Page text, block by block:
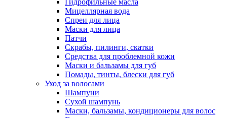
Мицеллярная вода
Спреи для лица
Маски для лица
Патчи
Скрабы, пилинги, скатки
Средства для проблемной кожи
Маски и бальзамы для губ
Помады, тинты, блески для губ
Уход за волосами
Шампуни
Сухой шампунь
Маски, бальзамы, кондиционеры для волос